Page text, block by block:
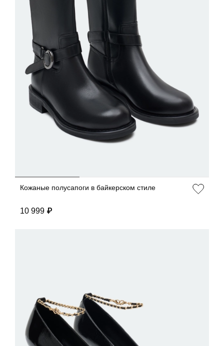
ДОБАВИТЬ В КОРЗИНУ
36
38 39 40
Кожаные полусапоги в байкерском стиле
10 999 ₽